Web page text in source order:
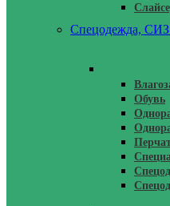
Спецодежда, СИЗ
Обувь